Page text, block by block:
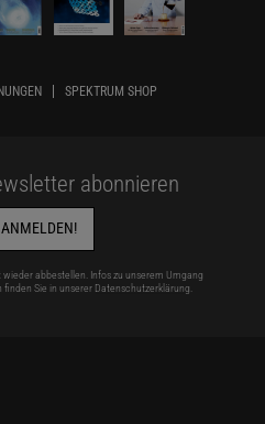
SPEKTRUM SHOP
abonnieren
abbestellen. Infos zu unserem Umgang
finden Sie in unserer Datenschutzerklärung